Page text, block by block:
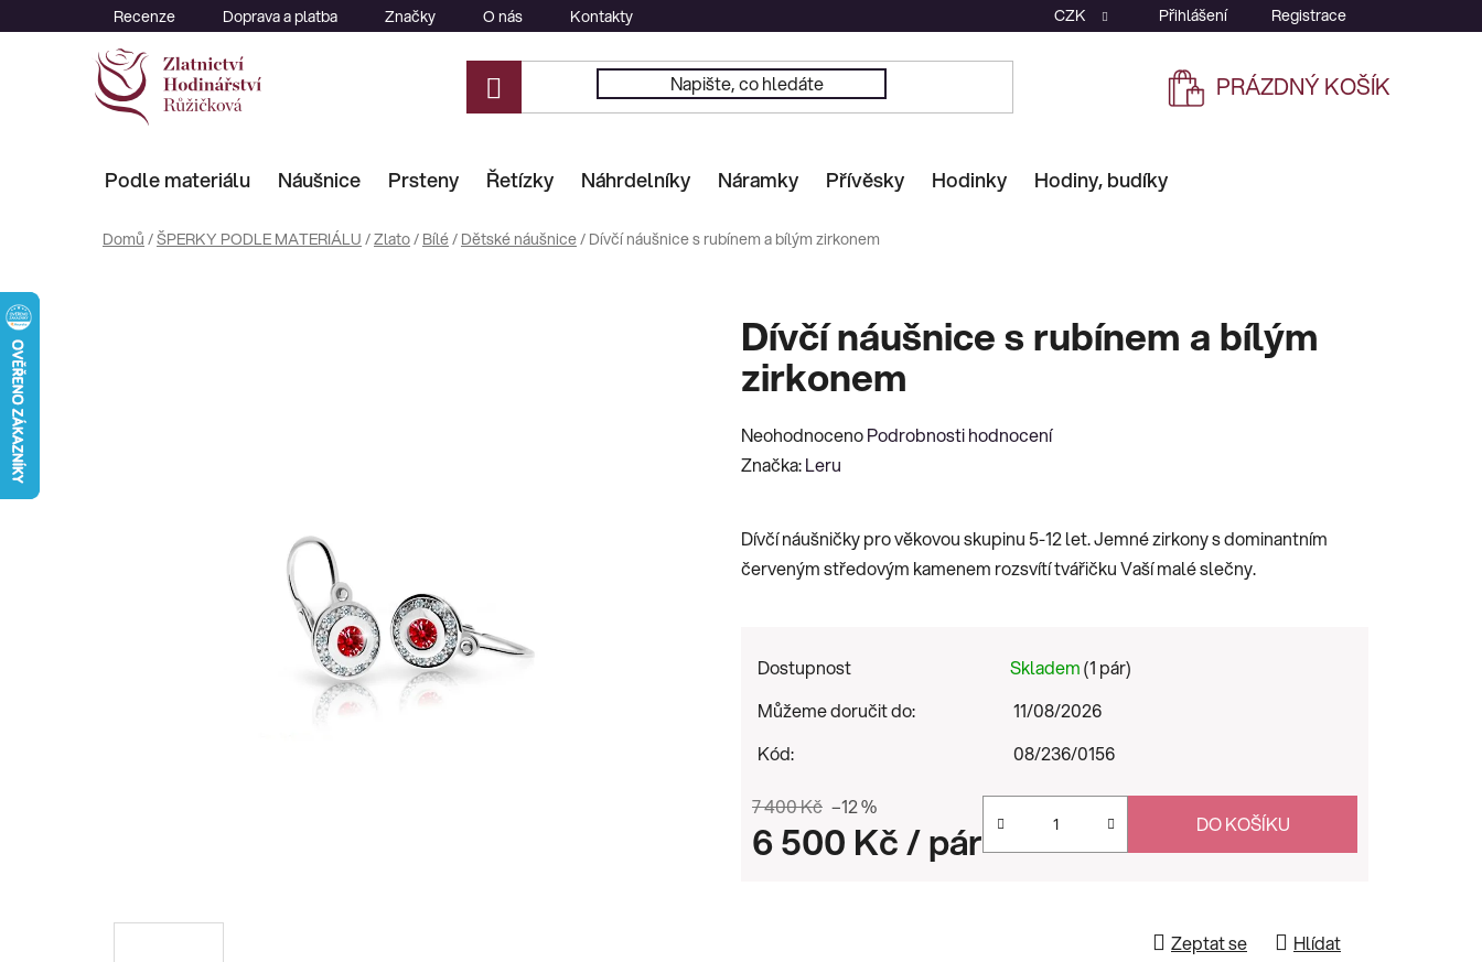
na
Recenze Doprava a platba Značky O nás Kontakty CZK Přihlášení Registrace
NÁKUPNÍ
PRÁZDNÝ KOŠÍK
Podle materiálu Náušnice Prsteny Řetízky Náhrdelníky Náramky Přívěsky Hodinky Hodiny, budíky
Domů /ŠPERKY PODLE MATERIÁLU /Zlato/ Bílé/ Dětské náušnice/ Dívčí náušnice s rubínem a bílým zirkonem
Dívčí náušnice s rubínem a bílým
zirkonem
Průměrné
hodnocení
0,0
z
NeohodnocenoPodrobnosti hodnocení
Značka:Leru
Dívčí náušničky pro věkovou skupinu 5-12 let. Jemné zirkony s dominantním
červeným středovým kamenem rozsvítí tvářičku Vaší malé slečny.
Dostupnost Skladem(1 pár)
Můžeme doručit do:
11/08/2026
Kód:
08/236/0156
7 400 Kč –12 %
6 500 Kč/ pár DO KOŠÍKU
Zeptat se Hlídat